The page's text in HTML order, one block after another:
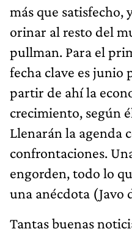
más que satisfecho,
orinar al resto del
pullman. Para el
fecha clave es junio
partir de ahí la
crecimiento, según
Llenarán la agenda
confrontaciones.
engorden, todo lo
una anécdota (Javo
Tantas buenas